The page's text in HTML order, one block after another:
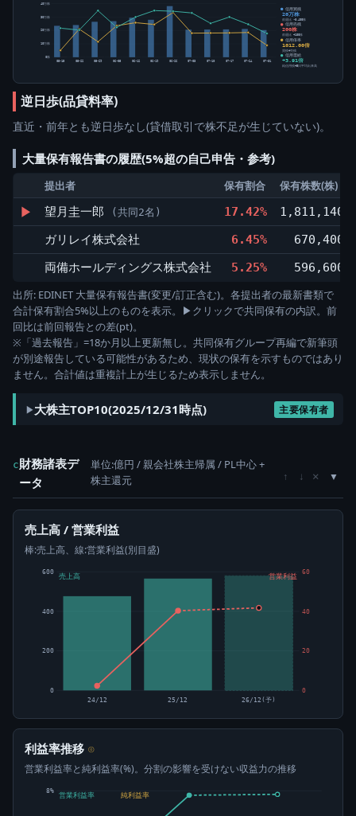
0株
10万株
20万株
30万株
40万株
05-15 05-22 05-29 06-05 06-12 06-19 06-26 07-03 07-10 07-17 07-24 07-31
信用買残
20万株
前週比 -8,400株
信用売残
200株
前週比 +100株
信用倍率
1012.00倍
買残÷売残
信用需給
+3.91倍
純信用残÷5日平均出来高
逆日歩(品貸料率)
直近・前年とも逆日歩なし(貸借取引で株不足が生じていない)。
大量保有報告書の履歴(5%超の自己申告・参考)
提出者 保有割合 保有株数(株)
▶ 望月圭一郎 (共同2名) 17.42%
1,811,140
ガリレイ株式会社
6.45%
670,400
両備ホールディングス株式会社
5.25%
596,600
出所: EDINET 大量保有報告書(変更/訂正含む)。各提出者の最新書類で
合計保有割合5%以上のものを表示。▶クリックで共同保有の内訳。前
回比は前回報告との差(pt)。
※「過去報告」=18か月以上更新無し。共同保有グループ再編で新筆頭
が別途報告している可能性があるため、現状の保有を示すものではあり
ません。合計値は重複計上が生じるため表示しません。
大株主TOP10(2025/12/31時点) 主要保有者
c財務諸表デ
ータ
単位:億円 / 親会社株主帰属 / PL中心 +
株主還元
↑ ↓ ×
売上高 / 営業利益
棒:売上高、線:営業利益(別目盛)
0
200
400
600
0
20
40
60
24/12 25/12 26/12(予)
売上高 営業利益
利益率推移 ⊙
営業利益率と純利益率(%)。分割の影響を受けない収益力の推移
8%
営業利益率 純利益率